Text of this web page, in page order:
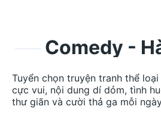
Comedy -
Tuyển chọn truyện tranh thể
cực vui, nội dung dí dỏm, tình
thư giãn và cười thả ga mỗi